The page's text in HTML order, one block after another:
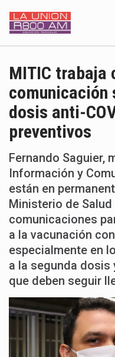
MITIC trabaja
comunicación
dosis anti-
preventivos
Fernando Saguier,
Información y
están en
Ministerio de
comunicaciones
a la vacunación
especialmente en
a la segunda
que deben seguir